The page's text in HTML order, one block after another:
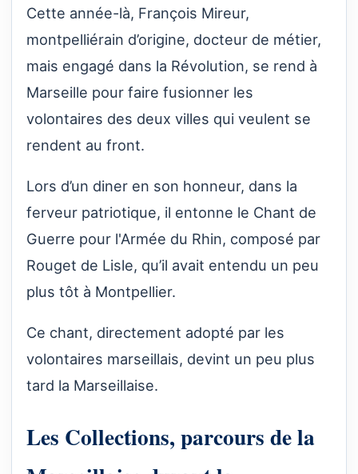
Cette année-là, François Mireur,
montpelliérain d’origine, docteur de métier,
mais engagé dans la Révolution, se rend à
Marseille pour faire fusionner les
volontaires des deux villes qui veulent se
rendent au front.
Lors d’un diner en son honneur, dans la
ferveur patriotique, il entonne le Chant de
Guerre pour l'Armée du Rhin, composé par
Rouget de Lisle, qu’il avait entendu un peu
plus tôt à Montpellier.
Ce chant, directement adopté par les
volontaires marseillais, devint un peu plus
tard la Marseillaise.
Les Collections, parcours de la